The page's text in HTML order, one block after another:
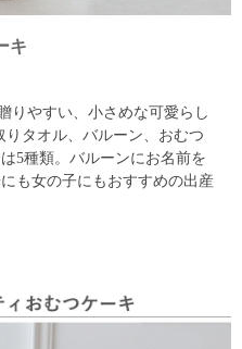
キ
りやすい、小さめな可愛らし
りタオル、バルーン、おむつ
5種類。バルーンにお名前を
も女の子にもおすすめの出産